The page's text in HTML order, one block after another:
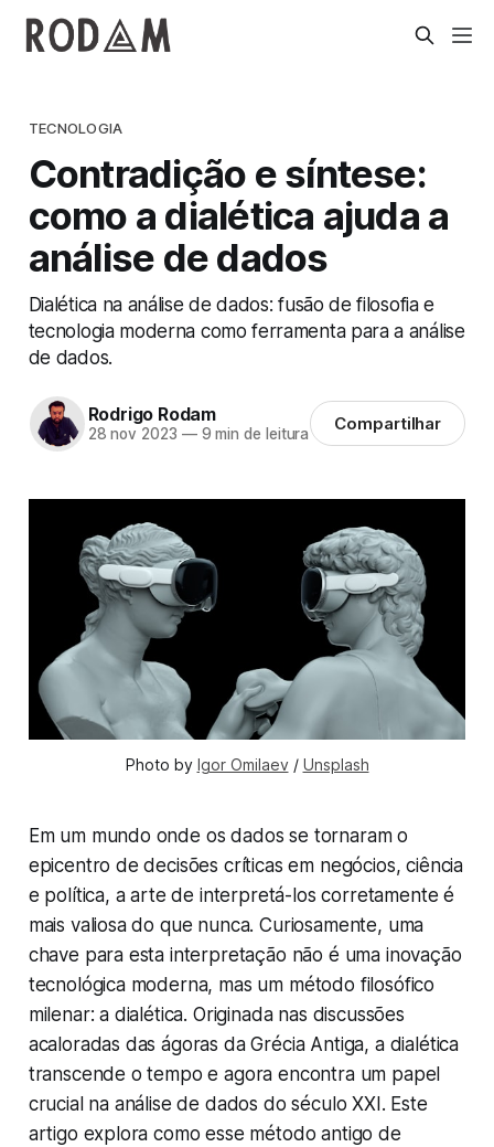
TECNOLOGIA
Contradição e síntese:
como a dialética ajuda a
análise de dados
Dialética na análise de dados: fusão de filosofia e
tecnologia moderna como ferramenta para a análise
de dados.
Rodrigo Rodam
28 nov 2023 —9 min de leitura Compartilhar
Photo by Igor Omilaev / Unsplash
Em um mundo onde os dados se tornaram o
epicentro de decisões críticas em negócios, ciência
e política, a arte de interpretá-los corretamente é
mais valiosa do que nunca. Curiosamente, uma
chave para esta interpretação não é uma inovação
tecnológica moderna, mas um método filosófico
milenar: a dialética. Originada nas discussões
acaloradas das ágoras da Grécia Antiga, a dialética
transcende o tempo e agora encontra um papel
crucial na análise de dados do século XXI. Este
artigo explora como esse método antigo de